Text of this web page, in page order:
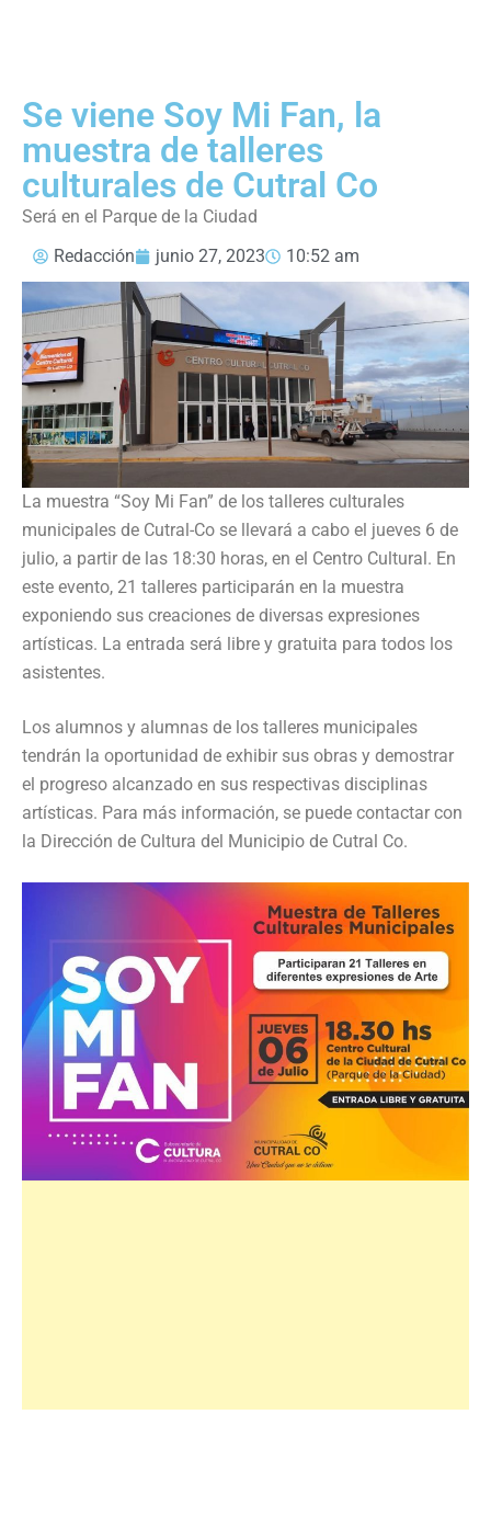
Se viene Soy Mi Fan, la
muestra de talleres
culturales de Cutral Co
Será en el Parque de la Ciudad
Redacción
junio 27, 2023 10:52 am
La muestra “Soy Mi Fan” de los talleres culturales
municipales de Cutral-Co se llevará a cabo el jueves 6 de
julio, a partir de las 18:30 horas, en el Centro Cultural. En
este evento, 21 talleres participarán en la muestra
exponiendo sus creaciones de diversas expresiones
artísticas. La entrada será libre y gratuita para todos los
asistentes.
Los alumnos y alumnas de los talleres municipales
tendrán la oportunidad de exhibir sus obras y demostrar
el progreso alcanzado en sus respectivas disciplinas
artísticas. Para más información, se puede contactar con
la Dirección de Cultura del Municipio de Cutral Co.